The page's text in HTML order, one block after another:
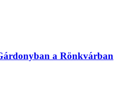
a Rönkvárban